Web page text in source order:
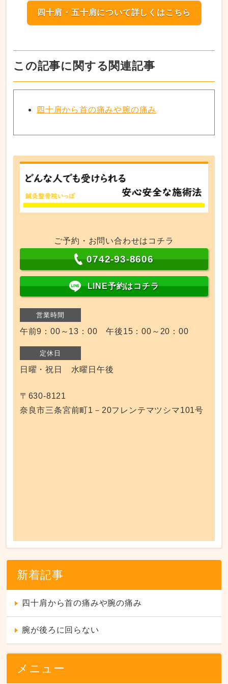
四十肩・五十肩について詳しくはこちら
この記事に関する関連記事
四十肩から首の痛みや腕の痛み
ご予約・お問い合わせはコチラ
0742-93-8606
LINE予約はコチラ
営業時間
午前9：00～13：00 午後15：00～20：00
定休日
日曜・祝日 水曜日午後
〒630-8121
奈良市三条宮前町1－20フレンテマツシマ101号
新着記事
四十肩から首の痛みや腕の痛み
腕が後ろに回らない
メニュー